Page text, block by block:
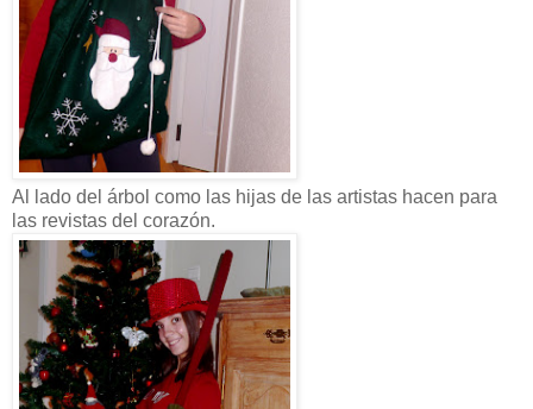
Al lado del árbol como las hijas de las artistas hacen para
las revistas del corazón.